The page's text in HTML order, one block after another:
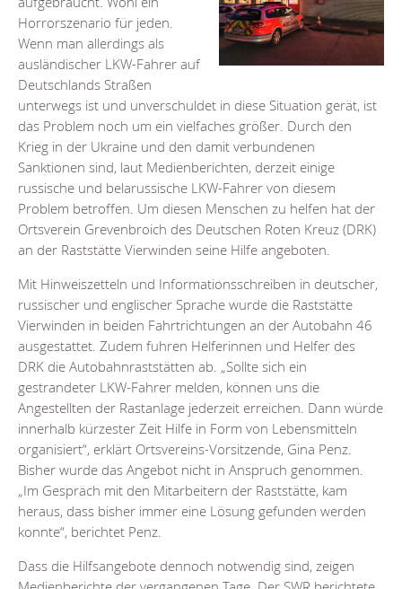
Horrorszenario für jeden.
Wenn man allerdings als
ausländischer LKW-Fahrer auf
Deutschlands Straßen
unterwegs ist und unverschuldet in diese Situation gerät, ist
das Problem noch um ein vielfaches größer. Durch den
Krieg in der Ukraine und den damit verbundenen
Sanktionen sind, laut Medienberichten, derzeit einige
russische und belarussische LKW-Fahrer von diesem
Problem betroffen. Um diesen Menschen zu helfen hat der
Ortsverein Grevenbroich des Deutschen Roten Kreuz (DRK)
an der Raststätte Vierwinden seine Hilfe angeboten.
Mit Hinweiszetteln und Informationsschreiben in deutscher,
russischer und englischer Sprache wurde die Raststätte
Vierwinden in beiden Fahrtrichtungen an der Autobahn 46
ausgestattet. Zudem fuhren Helferinnen und Helfer des
DRK die Autobahnraststätten ab. „Sollte sich ein
gestrandeter LKW-Fahrer melden, können uns die
Angestellten der Rastanlage jederzeit erreichen. Dann würde
innerhalb kürzester Zeit Hilfe in Form von Lebensmitteln
organisiert“, erklärt Ortsvereins-Vorsitzende, Gina Penz.
Bisher wurde das Angebot nicht in Anspruch genommen.
„Im Gespräch mit den Mitarbeitern der Raststätte, kam
heraus, dass bisher immer eine Lösung gefunden werden
konnte“, berichtet Penz.
Dass die Hilfsangebote dennoch notwendig sind, zeigen